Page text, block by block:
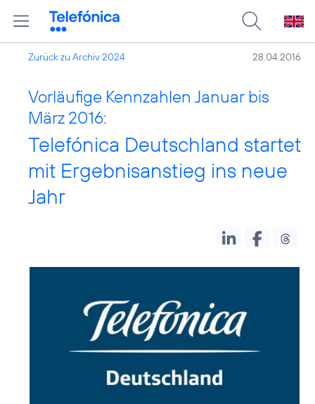
Zurück zu Archiv 2024 28.04.2016
Vorläufige Kennzahlen Januar bis
März 2016:
Telefónica Deutschland startet
mit Ergebnisanstieg ins neue
Jahr